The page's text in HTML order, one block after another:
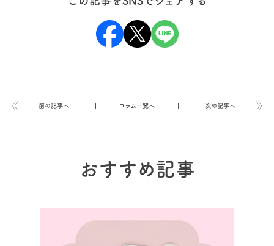
前の記事へ コラム一覧へ 次の記事へ
おすすめ記事